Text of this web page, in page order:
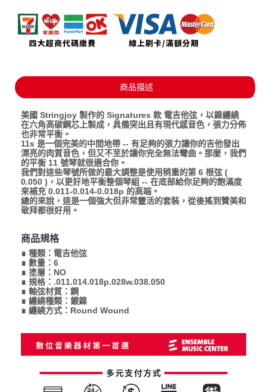
商品描述
美國 Stringjoy 製作的 Signatures 款 電吉他弦，以鎳纏繞
在六角高碳鋼芯上製成，具備突出且有現代感音色，張力分佈
也非常平衡。
11s 是一個完美的中間地帶 -- 有足夠的張力讓你的吉他發出
漂亮的肉質音色，但又不至於讓你完全無法彎曲。那麼，我們
的平衡 11 號琴就很適合你。
我們對這些琴號所做的最大調整是使用稍重的第 6 根弦 (
0.050 )，以更好地平衡整個琴組 -- 在底部給你足夠的飽滿度
來補充 0.011-0.014-0.018p 的高端。
總的來說，這是一個強大但非常靈活的套裝，從後搖到贊美和
敬拜都很好用。
商品規格
∎ 種類：電吉他弦
∎ 數量：6
∎ 塗層：NO
∎ 規格：.011.014.018p.028w.038.050
∎ 軸弦材質：鋼
∎ 纏繞種類：鍍鎳
∎ 纏繞方式：Round Wound